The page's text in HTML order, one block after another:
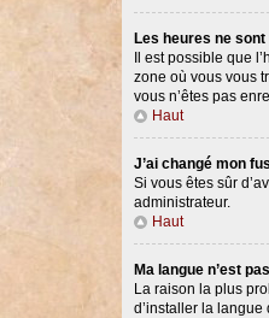
Les heures ne
Il est possible que
zone où vous vous
vous n’êtes pas
Haut
J’ai changé mon
Si vous êtes sûr
administrateur.
Haut
Ma langue n’est
La raison la plus
d’installer la langue